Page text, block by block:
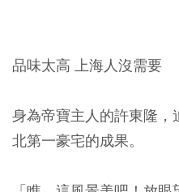
品味太高 上海人沒需要
身為帝寶主人的許東隆，
北第一豪宅的成果。